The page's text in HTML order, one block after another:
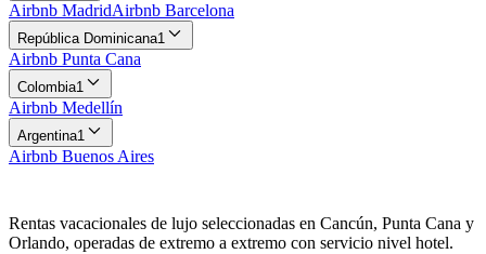
Airbnb MadridAirbnb Barcelona
República Dominicana1
Airbnb Punta Cana
Colombia1
Airbnb Medellín
Argentina1
Airbnb Buenos Aires
Rentas vacacionales de lujo seleccionadas en Cancún, Punta Cana y
Orlando, operadas de extremo a extremo con servicio nivel hotel.